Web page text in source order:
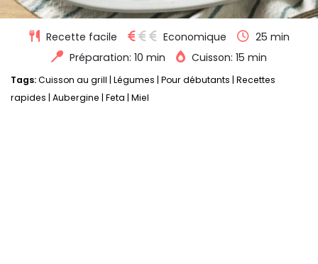
Recette facile Economique
25 min
Préparation: 10 min
Cuisson: 15 min
Tags:Cuisson au grill Légumes Pour débutants Recettes
rapides Aubergine Feta Miel